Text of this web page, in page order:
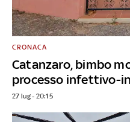
Catanzaro, bimbo
processo infettivo-
CRONACA
27 lug - 20:15